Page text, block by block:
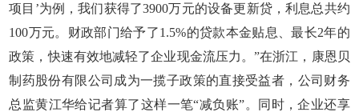
项目’为例，我们获得了3900万元的设备更新贷，利息总共约
100万元。财政部门给予了1.5%的贷款本金贴息、最长2年的
政策，快速有效地减轻了企业现金流压力。”在浙江，康恩贝
制药股份有限公司成为一揽子政策的直接受益者，公司财务
总监黄江华给记者算了这样一笔“减负账”。同时，企业还享